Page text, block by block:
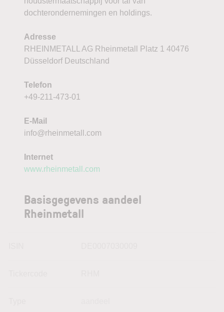
dochterondernemingen en holdings.
Adresse
RHEINMETALL AG Rheinmetall Platz 1 40476
Düsseldorf Deutschland
Telefon
+49-211-473-01
E-Mail
info@rheinmetall.com
Internet
www.rheinmetall.com
Basisgegevens aandeel
Rheinmetall